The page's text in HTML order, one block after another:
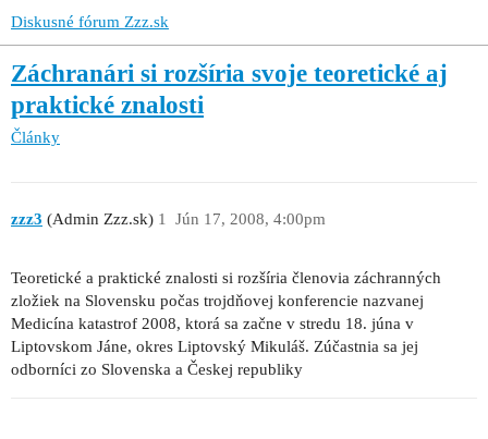
Diskusné fórum Zzz.sk
Záchranári si rozšíria svoje teoretické aj
praktické znalosti
Články
zzz3 (Admin Zzz.sk) Jún 17, 2008, 4:00pm
1
Teoretické a praktické znalosti si rozšíria členovia záchranných
zložiek na Slovensku počas trojdňovej konferencie nazvanej
Medicína katastrof 2008, ktorá sa začne v stredu 18. júna v
Liptovskom Jáne, okres Liptovský Mikuláš. Zúčastnia sa jej
odborníci zo Slovenska a Českej republiky